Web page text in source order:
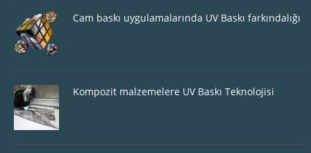
Cam baskı uygulamalarında UV Baskı farkındalığı
Kompozit malzemelere UV Baskı Teknolojisi